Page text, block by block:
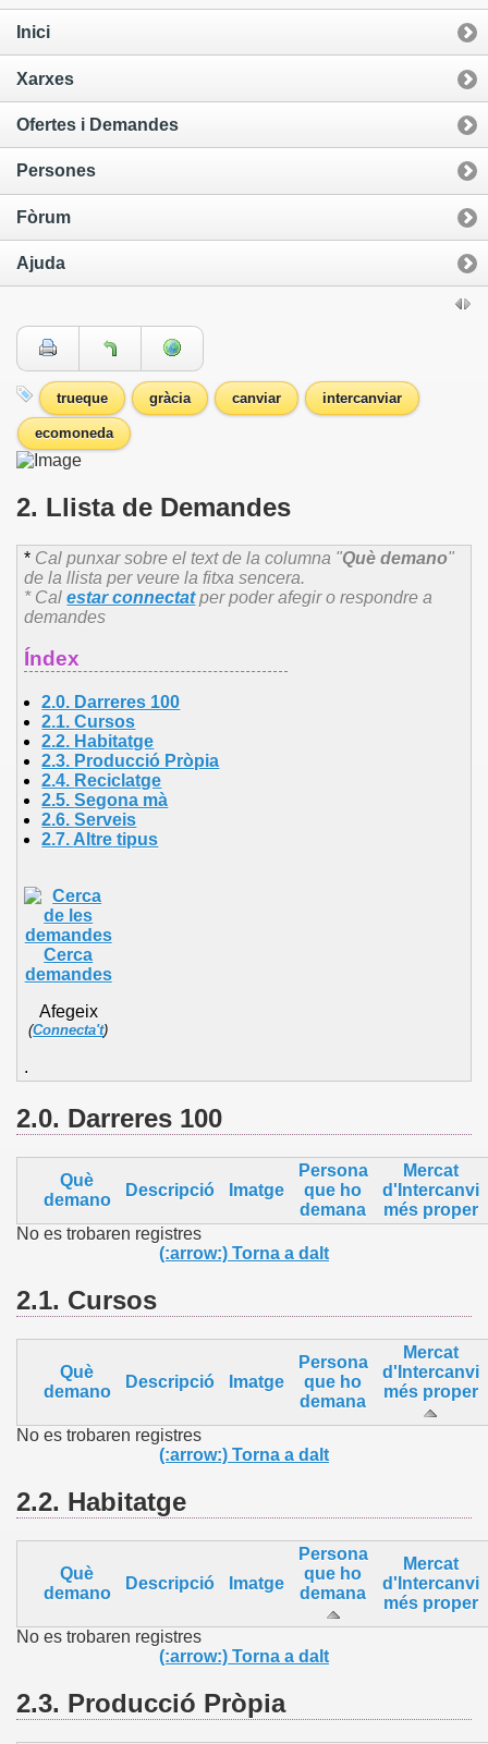
Inici
Xarxes
Ofertes i Demandes
Persones
Fòrum
Ajuda
trueque gràcia canviar intercanviar
ecomoneda
2. Llista de Demandes
* Cal punxar sobre el text de la columna "Què demano"
de la llista per veure la fitxa sencera.
* Calestar connectatper poder afegir o respondre a
demandes
Índex
2.0. Darreres 100
2.1.Cursos
2.2. Habitatge
2.3. Producció Pròpia
2.4. Reciclatge
2.5.Segona mà
2.6.Serveis
2.7. Altre tipus
Cerca
demandes
Afegeix
(Connecta't)
.
2.0. Darreres 100
Què
demano
Descripció Imatge
Persona
que ho
demana
Mercat
d'Intercanvi
més proper
No es trobaren registres
(:arrow:) Torna a dalt
2.1. Cursos
Què
demano
Descripció Imatge
Persona
que ho
demana
Mercat
d'Intercanvi
més proper
No es trobaren registres
(:arrow:) Torna a dalt
2.2. Habitatge
Què
demano
Descripció Imatge
Persona
que ho
demana
Mercat
d'Intercanvi
més proper
No es trobaren registres
(:arrow:) Torna a dalt
2.3. Producció Pròpia